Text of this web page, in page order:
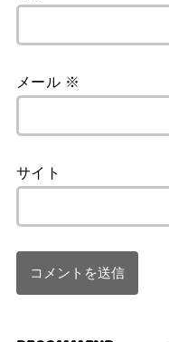
メール ※
サイト